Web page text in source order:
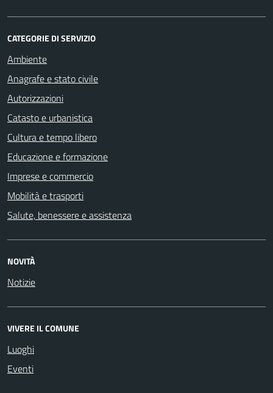
CATEGORIE DI SERVIZIO
Ambiente
Anagrafe e stato civile
Autorizzazioni
Catasto e urbanistica
Cultura e tempo libero
Educazione e formazione
Imprese e commercio
Mobilità e trasporti
Salute, benessere e assistenza
NOVITÀ
Notizie
VIVERE IL COMUNE
Luoghi
Eventi